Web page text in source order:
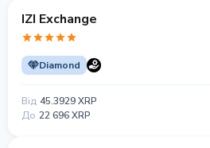
IZI Exchange
Diamond
Від 45.3929 XRP
До 22 696 XRP